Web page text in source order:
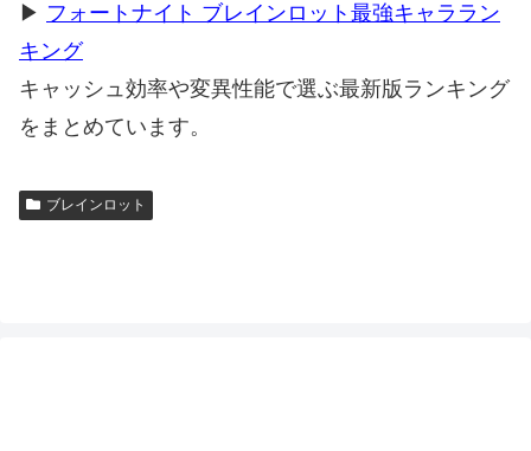
▶ フォートナイト ブレインロット最強キャララン
キング
キャッシュ効率や変異性能で選ぶ最新版ランキング
をまとめています。
ブレインロット